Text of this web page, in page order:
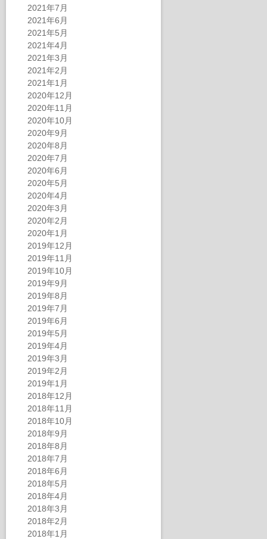
2021年7月
2021年6月
2021年5月
2021年4月
2021年3月
2021年2月
2021年1月
2020年12月
2020年11月
2020年10月
2020年9月
2020年8月
2020年7月
2020年6月
2020年5月
2020年4月
2020年3月
2020年2月
2020年1月
2019年12月
2019年11月
2019年10月
2019年9月
2019年8月
2019年7月
2019年6月
2019年5月
2019年4月
2019年3月
2019年2月
2019年1月
2018年12月
2018年11月
2018年10月
2018年9月
2018年8月
2018年7月
2018年6月
2018年5月
2018年4月
2018年3月
2018年2月
2018年1月